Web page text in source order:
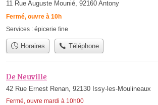
11 Rue Auguste Mounié, 92160 Antony
Fermé, ouvre à 10h
Services : épicerie fine
Horaires Téléphone
De Neuville
42 Rue Ernest Renan, 92130 Issy-les-Moulineaux
Fermé, ouvre mardi à 10h00